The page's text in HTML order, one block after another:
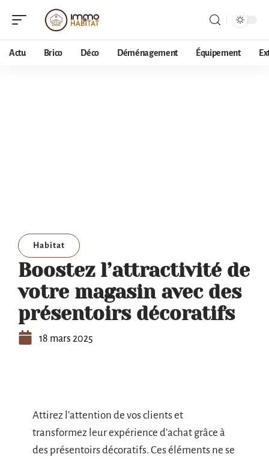
Actu Brico Déco Déménagement Équipement
Habitat
Boostez l’attractivité de
votre magasin avec des
présentoirs décoratifs
18 mars 2025
Attirez l’attention de vos clients et
transformez leur expérience d’achat grâce à
des présentoirs décoratifs. Ces éléments ne se